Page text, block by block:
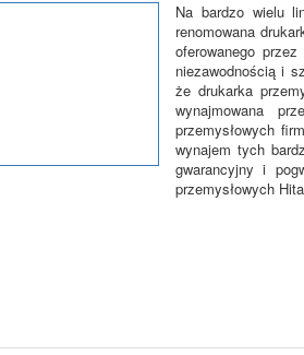
Na bardzo wielu
renomowana
oferowanego
niezawodnością i
że drukarka
wynajmowana
przemysłowych
wynajem tych
gwarancyjny i
przemysłowych